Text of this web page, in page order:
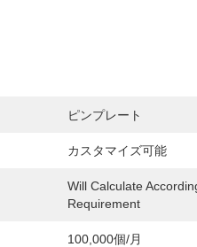
ピンプレート
カスタマイズ可能
Will Calculate
Requirement
100,000個/月